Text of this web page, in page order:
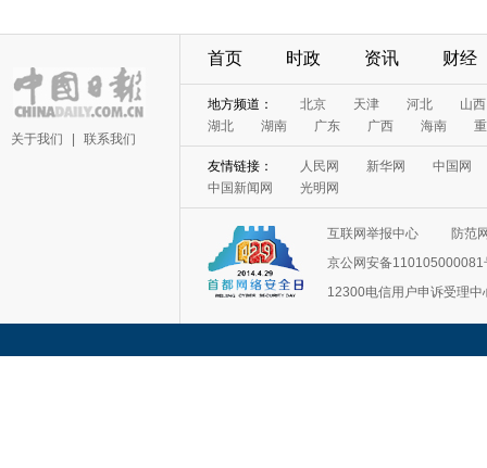
关于我们 联系我们
首页 时政 资讯 财经
地方频道： 北京 天津 河北
山西
湖北
湖南 广东 广西 海南
友情链接： 人民网 新华网
中国网
中国新闻网
光明网
互联网举报中心
防范
京公网安备110105000081
12300电信用户申诉受理中